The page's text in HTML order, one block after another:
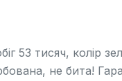
53 тисяч, колір
не бита!